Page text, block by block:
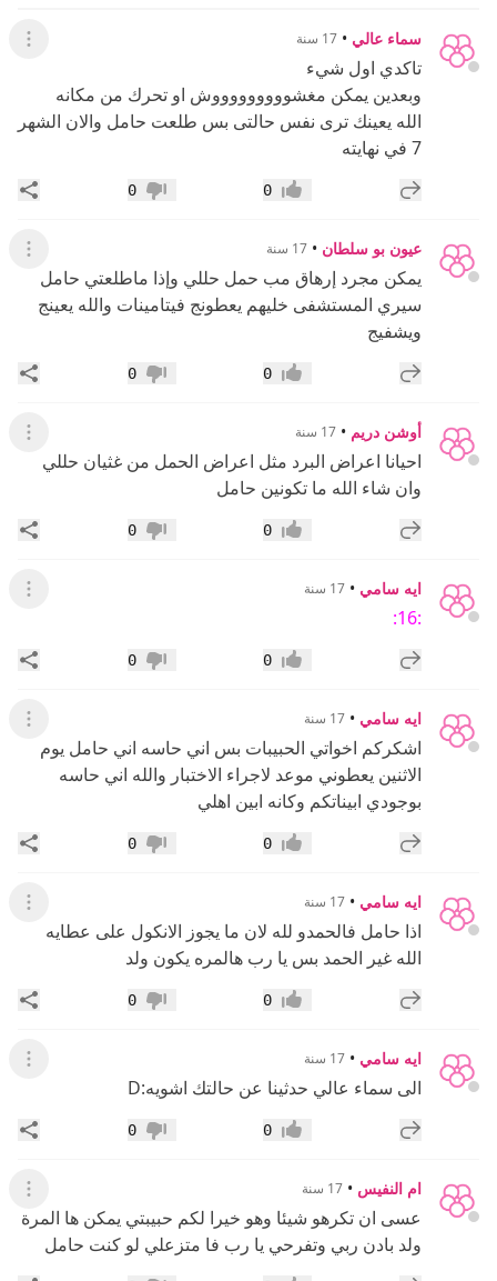
سماء عالي • 17 سنة عرض
تاكدي اول شيء
وبعدين يمكن مغشوووووووووش او تحرك من مكانه
الله يعينك ترى نفس حالتى بس طلعت حامل والان الشهر
7 في نهايته
إضافة رد جديد إعجاب0 عدم إعجاب
0
عيون بو سلطان • 17 سنة عرض
يمكن مجرد إرهاق مب حمل حللي وإذا ماطلعتي حامل
سيري المستشفى خليهم يعطونج فيتامينات والله يعينج
ويشفيج
إضافة رد جديد إعجاب0 عدم إعجاب
0
أوشن دريم • 17 سنة عرض
احيانا اعراض البرد مثل اعراض الحمل من غثيان حللي
وان شاء الله ما تكونين حامل
إضافة رد جديد إعجاب0 عدم إعجاب
0
ايه سامي • 17 سنة عرض
:16:
إضافة رد جديد إعجاب0 عدم إعجاب
0
ايه سامي • 17 سنة عرض
اشكركم اخواتي الحبيبات بس اني حاسه اني حامل يوم
الاثنين يعطوني موعد لاجراء الاختبار والله اني حاسه
بوجودي ابيناتكم وكانه ابين اهلي
إضافة رد جديد إعجاب0 عدم إعجاب
0
ايه سامي • 17 سنة عرض
اذا حامل فالحمدو لله لان ما يجوز الانكول على عطايه
الله غير الحمد بس يا رب هالمره يكون ولد
إضافة رد جديد إعجاب0 عدم إعجاب
0
ايه سامي • 17 سنة عرض
الى سماء عالي حدثينا عن حالتك اشويه:D
إضافة رد جديد إعجاب0 عدم إعجاب
0
ام النفيس • 17 سنة عرض
عسى ان تكرهو شيئا وهو خيرا لكم حبيبتي يمكن ها المرة
ولد بادن ربي وتفرحي يا رب فا متزعلي لو كنت حامل